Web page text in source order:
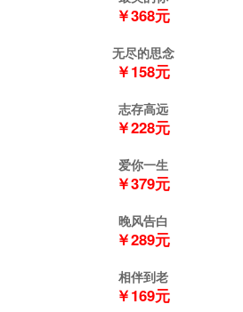
￥368元
无尽的思念
￥158元
志存高远
￥228元
爱你一生
￥379元
晚风告白
￥289元
相伴到老
￥169元